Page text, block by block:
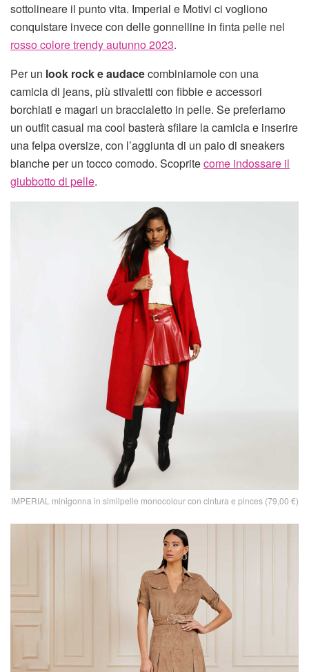
sottolineare il punto vita. Imperial e Motivi ci vogliono
conquistare invece con delle gonnelline in finta pelle nel
rosso colore trendy autunno 2023.
Per un look rock e audacecombiniamole con una
camicia di jeans, più stivaletti con fibbie e accessori
borchiati e magari un braccialetto in pelle. Se preferiamo
un outfit casual ma cool basterà sfilare la camicia e inserire
una felpa oversize, con l’aggiunta di un paio di sneakers
bianche per un tocco comodo. Scopritecome indossare il
giubbotto di pelle.
IMPERIAL minigonna in similpelle monocolour con cintura e pinces (79,00 €)